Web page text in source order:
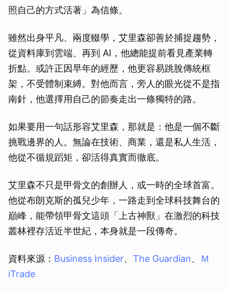
照自己的方式活著」為信條。
雖然出身平凡、兩度輟學，艾里森卻善於捕捉趨勢，
從資料庫到雲端、再到 AI，他總能提前看見產業轉
折點。或許正因早年的經歷，他更容易跳脫傳統框
架，不受體制束縛。對他而言，旁人的眼光從不是指
南針，他選擇用自己的節奏走出一條獨特的路。
如果要用一句話形容艾里森，那就是：他是一個不斷
挑戰邊界的人。無論在技術、商業，還是私人生活，
他從不循規蹈矩，卻活得真實而徹底。
艾里森不只是甲骨文的創辦人，或一時的全球首富。
他從布朗克斯的孤兒少年，一路走到全球科技舞台的
巔峰，能帶領甲骨文這頭「上古神獸」在激烈的科技
叢林裡存活近半世紀，本身就是一段傳奇。
資料來源： Business Insider、 The Guardian、
Ｍ
iTrade